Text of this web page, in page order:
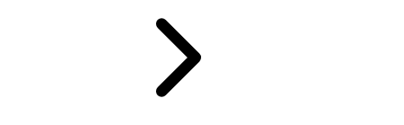
МОБІЛЬНІ КОЛОНКИ ТА КОМПЛЕКТИ ЗАПРАВКИ
СТАЦІОНАРНІ КОЛОНКИ
КОМПЛЕКТУЮЧІ ДЛЯ РУКАВІВ ВИСОКОГО ТИСКУ